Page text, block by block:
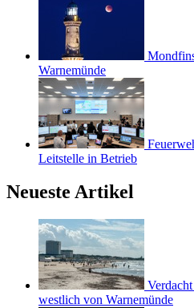
Warnemünde
Leitstelle in Betrieb
Neueste Artikel
westlich von Warnemünde